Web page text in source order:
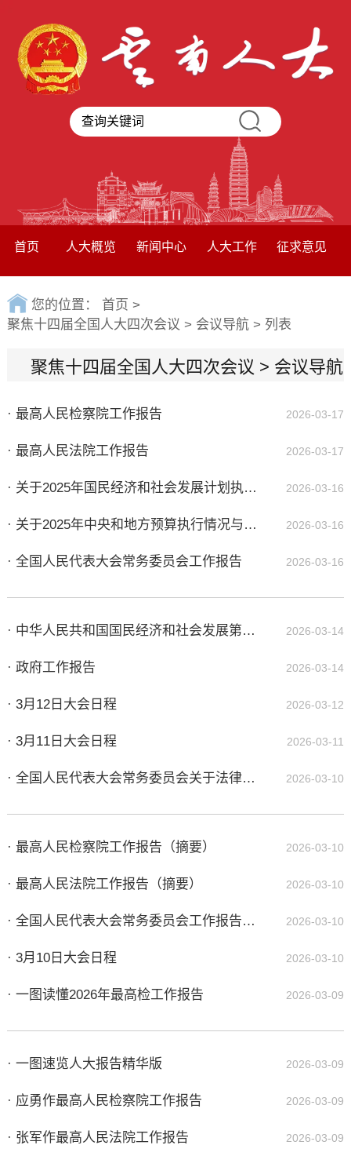
首页 人大概览 新闻中心 人大工作 征求意见
您的位置： 首页 >
聚焦十四届全国人大四次会议 > 会议导航> 列表
聚焦十四届全国人大四次会议 > 会议导航
· 最高人民检察院工作报告 2026-03-17
· 最高人民法院工作报告 2026-03-17
· 关于2025年国民经济和社会发展计划执行情况与2026年国民经济和社会发展计划草案的报告 2026-03-16
· 关于2025年中央和地方预算执行情况与2026年中央和地方预算草案的报告 2026-03-16
· 全国人民代表大会常务委员会工作报告 2026-03-16
· 中华人民共和国国民经济和社会发展第十五个五年规划纲要 2026-03-14
· 政府工作报告 2026-03-14
· 3月12日大会日程 2026-03-12
· 3月11日大会日程 2026-03-11
· 全国人民代表大会常务委员会关于法律清理工作情况和有关法律和决定处理意见的报告（摘要） 2026-03-10
· 最高人民检察院工作报告（摘要） 2026-03-10
· 最高人民法院工作报告（摘要） 2026-03-10
· 全国人民代表大会常务委员会工作报告（摘要） 2026-03-10
· 3月10日大会日程 2026-03-10
· 一图读懂2026年最高检工作报告 2026-03-09
· 一图速览人大报告精华版 2026-03-09
· 应勇作最高人民检察院工作报告 2026-03-09
· 张军作最高人民法院工作报告 2026-03-09